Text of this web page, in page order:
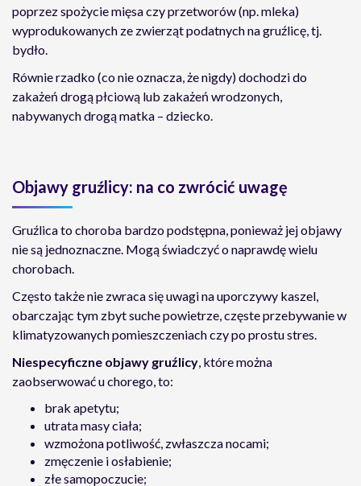
poprzez spożycie mięsa czy przetworów (np. mleka)
wyprodukowanych ze zwierząt podatnych na gruźlicę, tj.
bydło.
Równie rzadko (co nie oznacza, że nigdy) dochodzi do
zakażeń drogą płciową lub zakażeń wrodzonych,
nabywanych drogą matka – dziecko.
Objawy gruźlicy: na co zwrócić uwagę
Gruźlica to choroba bardzo podstępna, ponieważ jej objawy
nie są jednoznaczne. Mogą świadczyć o naprawdę wielu
chorobach.
Często także nie zwraca się uwagi na uporczywy kaszel,
obarczając tym zbyt suche powietrze, częste przebywanie w
klimatyzowanych pomieszczeniach czy po prostu stres.
Niespecyficzne objawy gruźlicy, które można
zaobserwować u chorego, to:
brak apetytu;
utrata masy ciała;
wzmożona potliwość, zwłaszcza nocami;
zmęczenie i osłabienie;
złe samopoczucie;